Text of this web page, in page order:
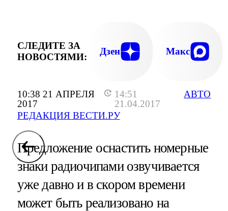
10:38 21 АПРЕЛЯ
2017
14:51
21.04.2017
РЕДАКЦИЯ ВЕСТИ.РУ
АВТО
СЛЕДИТЕ ЗА
НОВОСТЯМИ:
Дзен Макс
Предложение оснастить номерные
знаки радиочипами озвучивается
уже давно и в скором времени
может быть реализовано на